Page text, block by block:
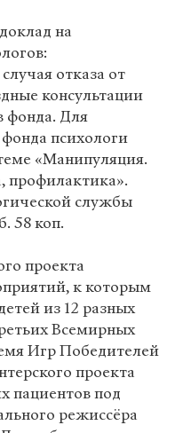
на
отказа от
консультации
фонда. Для
психологи
«Манипуляция.
профилактика».
службы
58 коп.
проекта
к которым
из 12 разных
Всемирных
Игр Победителей
проекта
пациентов под
режиссёра